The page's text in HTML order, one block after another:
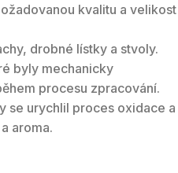
kvalitu a velikost
drobné lístky a stvoly.
byly mechanicky
procesu zpracování.
se urychlil proces oxidace a
aroma.